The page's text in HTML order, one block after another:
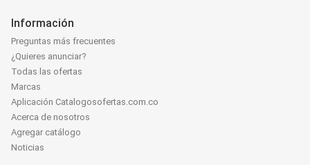
Información
Preguntas más frecuentes
¿Quieres anunciar?
Todas las ofertas
Marcas
Aplicación Catalogosofertas.com.co
Acerca de nosotros
Agregar catálogo
Noticias